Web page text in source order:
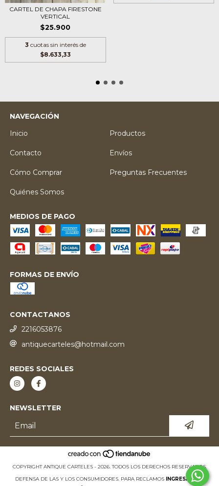
CARTEL DE CHAPA FIRESTONE
VERTICAL
$25.900
3 cuotas sin interés de
$8.633,33
NAVEGACIÓN
Inicio
Productos
Contacto Envíos
Cómo Comprar Preguntas Frecuentes
Quiénes Somos
MEDIOS DE PAGO
FORMAS DE ENVÍO
CONTACTANOS
2216053876
antiquecarteles@hotmail.com
REDES SOCIALES
NEWSLETTER
COPYRIGHT ANTIQUE CARTELES - 2026. TODOS LOS DERECHOS RESERVADOS.
DEFENSA DE LAS Y LOS CONSUMIDORES. PARA RECLAMOS INGRESÁ ACÁ.